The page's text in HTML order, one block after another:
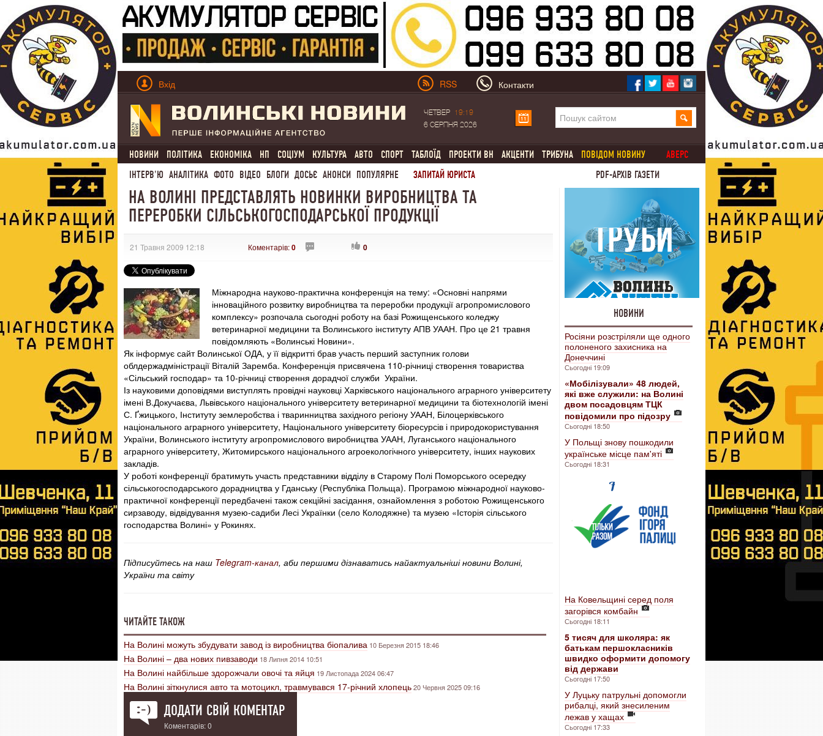
Вхід RSS Контакти
ЧЕТВЕР
19:19
6 СЕРПНЯ 2026
НОВИНИ ПОЛІТИКА ЕКОНОМІКА НП СОЦІУМ КУЛЬТУРА АВТО СПОРТ ТАБЛОЇД ПРОЕКТИ ВН АКЦЕНТИ ТРИБУНА ПОВІДОМ НОВИНУ
АВЕРС
ІНТЕРВ'Ю АНАЛІТИКА ФОТО ВІДЕО БЛОГИ ДОСЬЄ АНОНСИ ПОПУЛЯРНЕ ЗАПИТАЙ ЮРИСТА PDF-АРХІВ ГАЗЕТИ
НА ВОЛИНІ ПРЕДСТАВЛЯТЬ НОВИНКИ ВИРОБНИЦТВА ТА
ПЕРЕРОБКИ СІЛЬСЬКОГОСПОДАРСЬКОЇ ПРОДУКЦІЇ
21 Травня 2009 12:18 Коментарів:0 0
Міжнародна науково-практична конференція на тему: «Основні напрями
інноваційного розвитку виробництва та переробки продукції агропромислового
комплексу» розпочала сьогодні роботу на базі Рожищенського коледжу
ветеринарної медицини та Волинського інституту АПВ УААН. Про це 21 травня
повідомляють «Волинські Новини».
Як інформує сайт Волинської ОДА, у її відкритті брав участь перший заступник голови
облдержадміністрації Віталій Заремба. Конференція присвячена 110-річниці створення товариства
«Сільський господар» та 10-річниці створення дорадчої служби України.
Із науковими доповідями виступлять провідні науковці Харківського національного аграрного університету
імені В.Докучаєва, Львівського національного університету ветеринарної медицини та біотехнологій імені
С. Ґжицького, Інституту землеробства і тваринництва західного регіону УААН, Білоцерківського
національного аграрного університету, Національного університету біоресурсів і природокористування
України, Волинського інституту агропромислового виробництва УААН, Луганського національного
аграрного університету, Житомирського національного агроекологічного університету, інших наукових
закладів.
У роботі конференції братимуть участь представники відділу в Старому Полі Поморського осередку
сільськогосподарського дорадництва у Гданську (Республіка Польща). Програмою міжнародної науково-
практичної конференції передбачені також секційні засідання, ознайомлення з роботою Рожищенського
сирзаводу, відвідування музею-садиби Лесі Українки (село Колодяжне) та музею «Історія сільського
господарства Волині» у Рокинях.
Підписуйтесь на наш Telegram-канал, аби першими дізнаватись найактуальніші новини Волині,
України та світу
ЧИТАЙТЕ ТАКОЖ
На Волині можуть збудувати завод із виробництва біопалива 10 Березня 2015 18:46
На Волині – два нових пивзаводи 18 Липня 2014 10:51
На Волині найбільше здорожчали овочі та яйця 19 Листопада 2024 06:47
На Волині зіткнулися авто та мотоцикл, травмувався 17-річний хлопець20 Червня 2025 09:16
ДОДАТИ СВІЙ КОМЕНТАР
Коментарів: 0
НОВИНИ
Росіяни розстріляли ще одного
полоненого захисника на
Донеччині
Сьогодні 19:09
«Мобілізували» 48 людей,
які вже служили: на Волині
двом посадовцям ТЦК
повідомили про підозру
Сьогодні 18:50
У Польщі знову пошкодили
українське місце пам'яті
Сьогодні 18:31
На Ковельщині серед поля
загорівся комбайн
Сьогодні 18:11
5 тисяч для школяра: як
батькам першокласників
швидко оформити допомогу
від держави
Сьогодні 17:50
У Луцьку патрульні допомогли
рибалці, який знесиленим
лежав у хащах
Сьогодні 17:33